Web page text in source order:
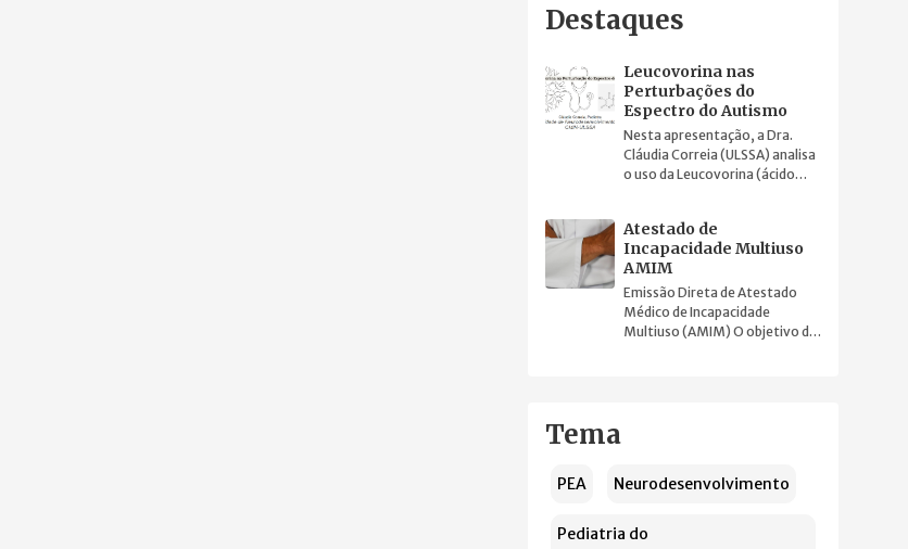
Destaques
Leucovorina nas
Perturbações do
Espectro do Autismo
Nesta apresentação, a Dra.
Cláudia Correia (ULSSA) analisa
o uso da Leucovorina (ácido
Atestado de
Incapacidade Multiuso
AMIM
Emissão Direta de Atestado
Médico de Incapacidade
Multiuso (AMIM) O objetivo do
Tema
PEA Neurodesenvolvimento
Pediatria do